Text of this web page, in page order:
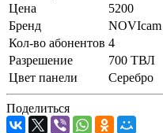
Цена
5200
Бренд
NOVIcam
Кол-во абонентов 4
Разрешение
700 ТВЛ
Цвет панели
Серебро
Поделиться